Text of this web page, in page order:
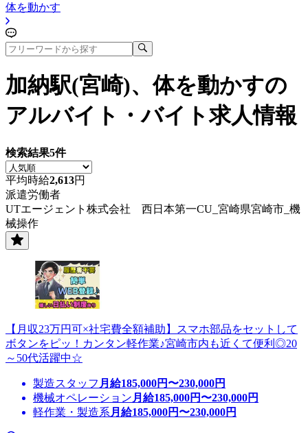
体を動かす
加納駅(宮崎)、体を動かすの
アルバイト・バイト求人情報
検索結果5件
平均時給2,613円
派遣労働者
UTエージェント株式会社 西日本第一CU_宮崎県宮崎市_機
械操作
【月収23万円可×社宅費全額補助】スマホ部品をセットして
ボタンをピッ！カンタン軽作業♪宮崎市内も近くて便利◎20
～50代活躍中☆
製造スタッフ 月給185,000円〜230,000円
機械オペレーション 月給185,000円〜230,000円
軽作業・製造系 月給185,000円〜230,000円